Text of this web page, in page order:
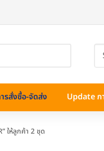
รสั่งซื้อ-จัดส่ง Update ก
ให้ลูกค้า 2 ชุด